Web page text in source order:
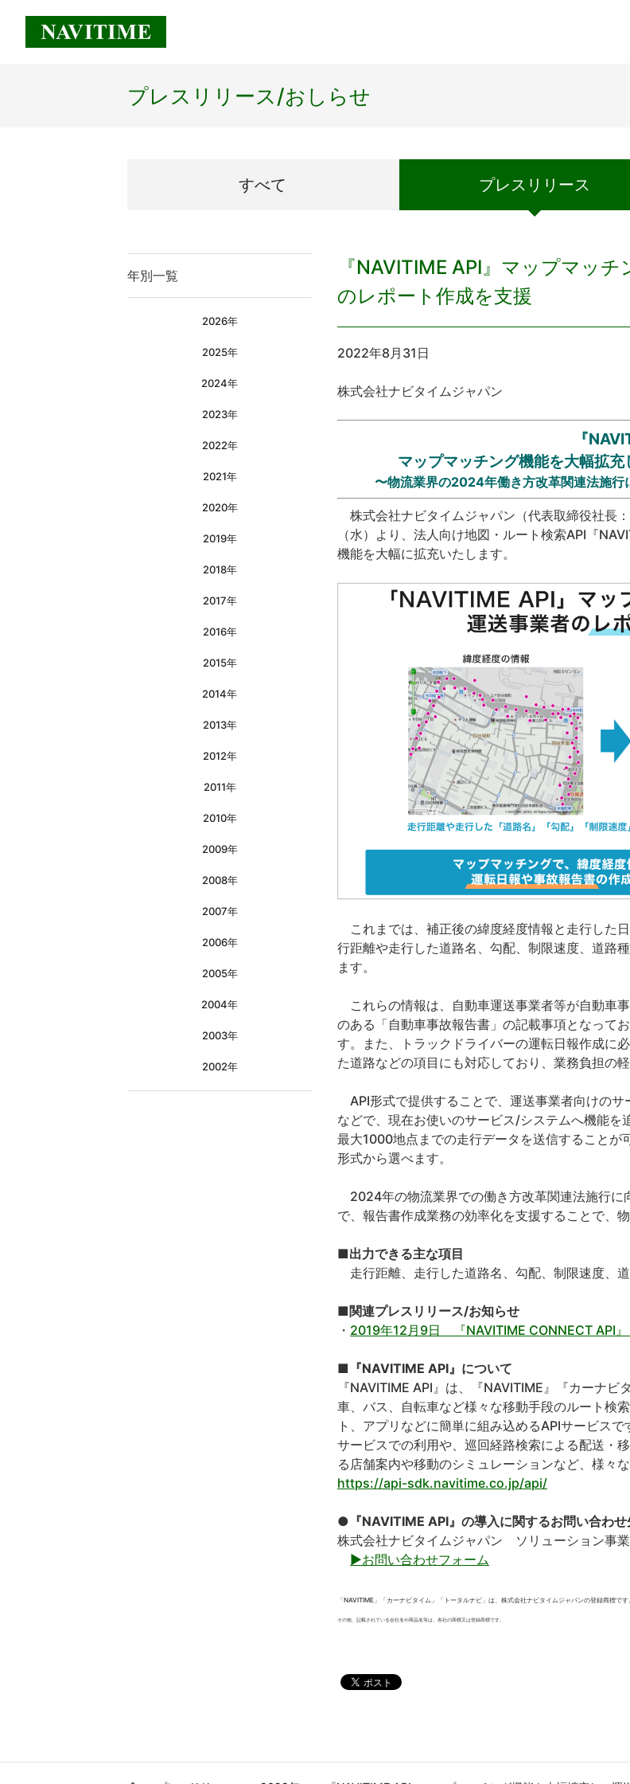
経営理念
プレスリリース/おしらせ
すべて プレス リリース
年別一覧
2026年
2025年
2024年
2023年
2022年
2021年
2020年
2019年
2018年
2017年
2016年
2015年
2014年
2013年
2012年
2011年
2010年
2009年
2008年
2007年
2006年
2005年
2004年
2003年
2002年
『NAVITIME API』マップマッ
のレポート作成を支援
2022年8月31日
株式会社ナビタイムジャパン
『
マップマッチング機能を大幅拡
〜物流業界の2024年働き方改革関連法施行
株式会社ナビタイムジャパン（代表取締役社長
（水）より、法人向け地図・ルート検索API『
機能を大幅に拡充いたします。
これまでは、補正後の緯度経度情報と走行した
行距離や走行した道路名、勾配、制限速度、道路
ます。
これらの情報は、自動車運送事業者等が自動車
のある「自動車事故報告書」の記載事項となって
す。また、トラックドライバーの運転日報作成に
た道路などの項目にも対応しており、業務負担の
API形式で提供することで、運送事業者向けの
などで、現在お使いのサービス/システムへ機能を
最大1000地点までの走行データを送信すること
形式から選べます。
2024年の物流業界での働き方改革関連法施行に
で、報告書作成業務の効率化を支援することで、
■出力できる主な項目
走行距離、走行した道路名、勾配、制限速度、
■関連プレスリリース/お知らせ
・ 2019年12月9日 『NAVITIME CONNECT API
■『NAVITIME API』について
『NAVITIME API』は、『NAVITIME』『カーナ
車、バス、自転車など様々な移動手段のルート検
ト、アプリなどに簡単に組み込めるAPIサービス
サービスでの利用や、巡回経路検索による配送・
る店舗案内や移動のシミュレーションなど、様々
https://api-sdk.navitime.co.jp/api/
●『NAVITIME API』の導入に関するお問い合わせ
株式会社ナビタイムジャパン ソリューション事業
▶お問い合わせフォーム
「NAVITIME」「カーナビタイム」「トータルナビ」は、株式会社ナビタイムジャパンの登録商標です。
その他、記載されている会社名や商品名等は、各社の商標又は登録商標です。